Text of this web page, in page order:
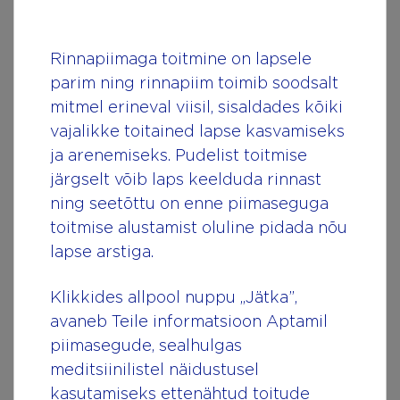
standardiamet, et see on allergiatega inimeste
jaoks hädavajalik ning toimib toidutööstuses
hästi. Inimesed saavad selgeid juhiseid selle
kohta, miks neid mõisteid kasutatakse ja mida
need tähendavad.
Nõuanded toidu pakenditelt
Ehkki toitude sildid on mõeldud meie
aitamiseks, ei pruugi need alati väga
arusaadavad olla ning ühe ja sama levinud
allergeeni kohta kasutatakse mitut erinevat
Rinnapiimaga toitmine on lapsele
parim ning rinnapiim toimib soodsalt
mitmel erineval viisil, sisaldades kõiki
vajalikke toitained lapse kasvamiseks
ja arenemiseks. Pudelist toitmise
järgselt võib laps keelduda rinnast
ning seetõttu on enne piimaseguga
toitmise alustamist oluline pidada nõu
lapse arstiga.
Klikkides allpool nuppu „Jätka”,
avaneb Teile informatsioon Aptamil
piimasegude, sealhulgas
meditsiinilistel näidustusel
kasutamiseks ettenähtud toitude